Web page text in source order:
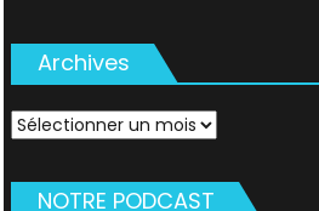
Archives
Archives
NOTRE PODCAST